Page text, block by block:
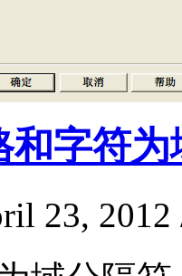
和字符为
23,